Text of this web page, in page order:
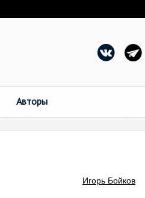
Авторы
Игорь Бойков